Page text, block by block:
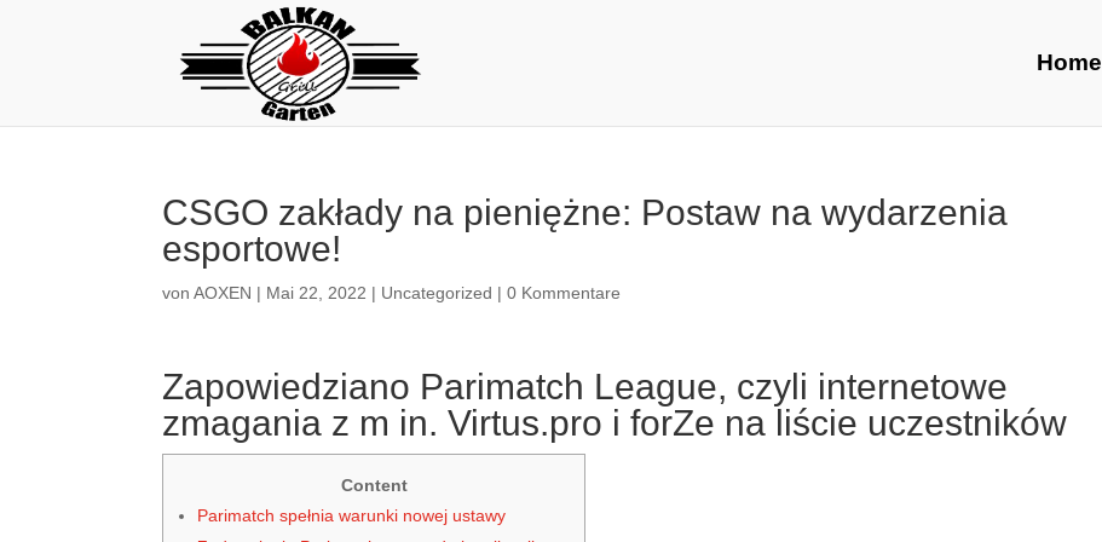
Home
CSGO zakłady na pieniężne: Postaw na wydarzenia
esportowe!
vonAOXEN | Mai 22, 2022 | Uncategorized |0 Kommentare
Zapowiedziano Parimatch League, czyli internetowe
zmagania z m in. Virtus.pro i forZe na liście uczestników
Content
Parimatch spełnia warunki nowej ustawy